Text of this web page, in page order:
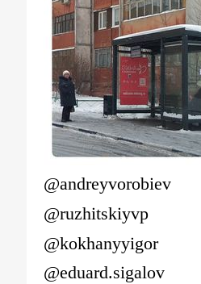
@andreyvorobiev
@ruzhitskiyvp
@kokhanyyigor
@eduard.sigalov